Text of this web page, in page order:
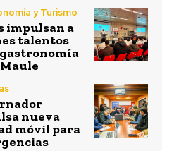
y Turismo
impulsan a
talentos
gastronomía
nueva
móvil para